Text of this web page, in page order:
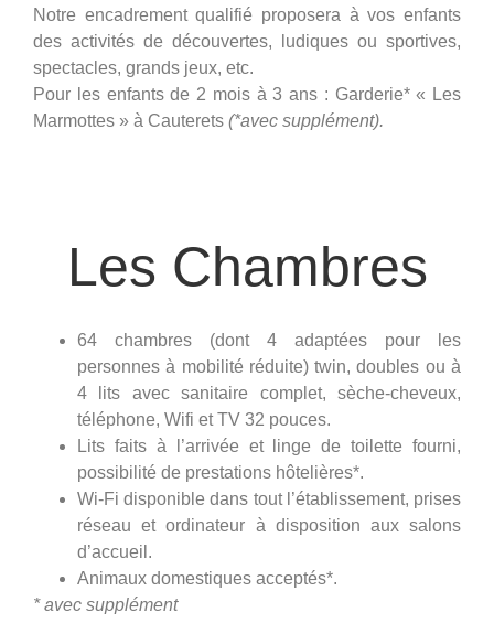
Notre encadrement qualifié proposera à vos enfants
des activités de découvertes, ludiques ou sportives,
spectacles, grands jeux, etc.
Pour les enfants de 2 mois à 3 ans : Garderie* « Les
Marmottes » à Cauterets (*avec supplément).
Les Chambres
64 chambres (dont 4 adaptées pour les
personnes à mobilité réduite) twin, doubles ou à
4 lits avec sanitaire complet, sèche-cheveux,
téléphone, Wifi et TV 32 pouces.
Lits faits à l’arrivée et linge de toilette fourni,
possibilité de prestations hôtelières*.
Wi-Fi disponible dans tout l’établissement, prises
réseau et ordinateur à disposition aux salons
d’accueil.
Animaux domestiques acceptés*.
* avec supplément